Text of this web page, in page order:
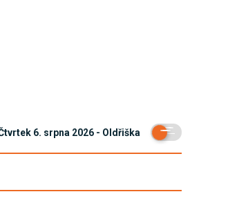
6. srpna 2026 - Oldřiška